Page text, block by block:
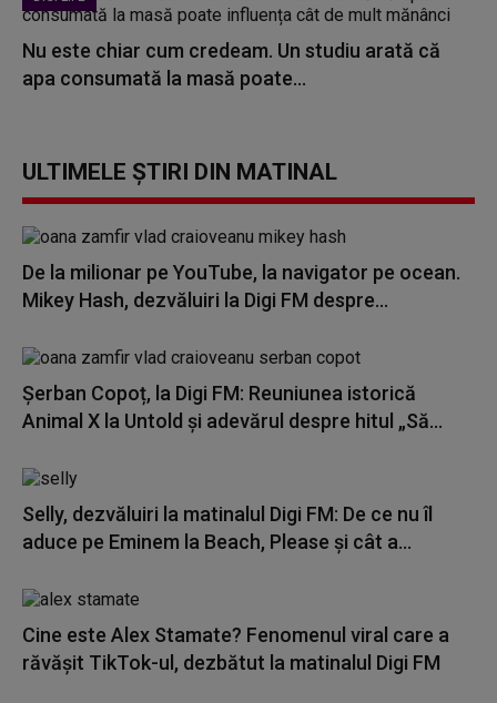
Nu este chiar cum credeam. Un studiu arată că
apa consumată la masă poate...
ULTIMELE ȘTIRI DIN MATINAL
De la milionar pe YouTube, la navigator pe ocean.
Mikey Hash, dezvăluiri la Digi FM despre...
Șerban Copoț, la Digi FM: Reuniunea istorică
Animal X la Untold și adevărul despre hitul „Să...
Selly, dezvăluiri la matinalul Digi FM: De ce nu îl
aduce pe Eminem la Beach, Please și cât a...
Cine este Alex Stamate? Fenomenul viral care a
răvășit TikTok-ul, dezbătut la matinalul Digi FM